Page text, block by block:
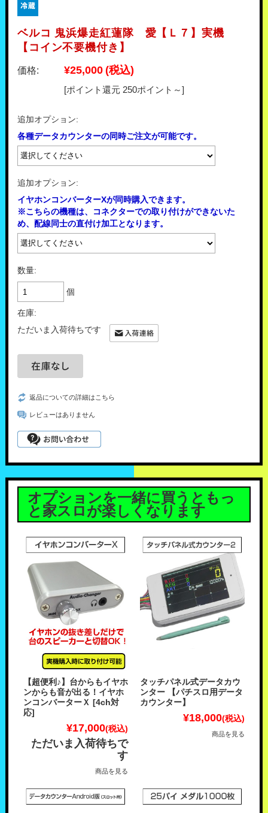
ベルコ 鬼浜爆走紅蓮隊 愛【Ｌ７】実機
【コイン不要機付き】
価格: ¥25,000(税込)
[ポイント還元 250ポイント～]
追加オプション:
各種データカウンターの同時ご注文が可能です。
追加オプション:
イヤホンコンバーターXが同時購入できます。
※こちらの機種は、コネクターでの取り付けができないた
め、配線同士の直付け加工となります。
数量:
個
在庫:
ただいま入荷待ちです
返品についての詳細はこちら
レビューはありません
オプションを一緒に買うともっ
と家スロが楽しくなります
【超便利♪】台からもイヤホ
ンからも音が出る！イヤホ
ンコンバーターＸ [4ch対
応]
¥17,000(税込)
ただいま入荷待ちで
す
商品を見る
タッチパネル式データカウ
ンター 【パチスロ用データ
カウンター】
¥18,000(税込)
商品を見る